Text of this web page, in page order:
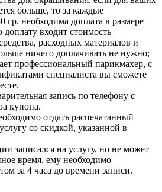
больше, то за каждые
гр. необходима доплата в размере
входит стоимость
расходных материалов и
ничего доплачивать не нужно;
профессиональный парикмахер, с
специалиста вы сможете
запись по телефону с
купона.
отдать распечатанный
со скидкой, указанной в
записался на услугу, но не может
время, ему необходимо
за 4 часа до времени записи.